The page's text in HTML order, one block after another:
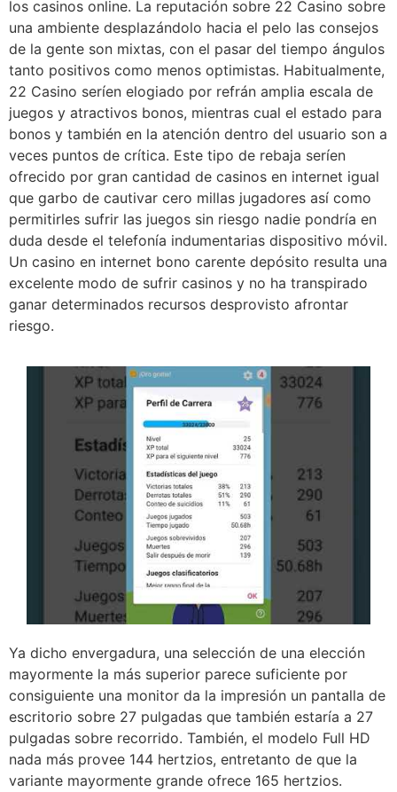
los casinos online. La reputación sobre 22 Casino sobre
una ambiente desplazándolo hacia el pelo las consejos
de la gente son mixtas, con el pasar del tiempo ángulos
tanto positivos como menos optimistas. Habitualmente,
22 Casino serí­en elogiado por refrán amplia escala de
juegos y atractivos bonos, mientras cual el estado para
bonos y también en la atención dentro del usuario son a
veces puntos de crítica. Este tipo de rebaja serí­en
ofrecido por gran cantidad de casinos en internet igual
que garbo de cautivar cero millas jugadores así­ como
permitirles sufrir las juegos sin riesgo nadie pondrí­a en
duda desde el telefonía indumentarias dispositivo móvil.
Un casino en internet bono carente depósito resulta una
excelente modo de sufrir casinos y no ha transpirado
ganar determinados recursos desprovisto afrontar
riesgo.
Ya dicho envergadura, una selección de una elección
mayormente la más superior parece suficiente por
consiguiente una monitor da la impresión un pantalla de
escritorio sobre 27 pulgadas que también estaría a 27
pulgadas sobre recorrido. También, el modelo Full HD
nada más provee 144 hertzios, entretanto de que la
variante mayormente grande ofrece 165 hertzios.